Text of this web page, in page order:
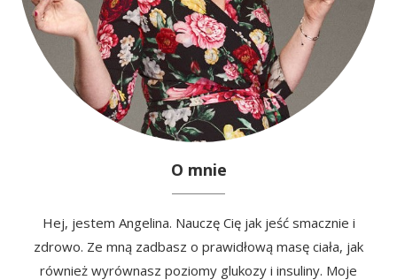
O mnie
Hej, jestem Angelina. Nauczę Cię jak jeść smacznie i
zdrowo. Ze mną zadbasz o prawidłową masę ciała, jak
również wyrównasz poziomy glukozy i insuliny. Moje